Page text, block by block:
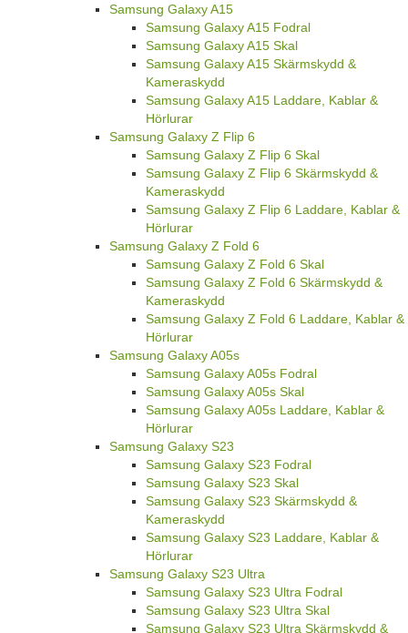
Samsung Galaxy A15
Samsung Galaxy A15 Fodral
Samsung Galaxy A15 Skal
Samsung Galaxy A15 Skärmskydd &
Kameraskydd
Samsung Galaxy A15 Laddare, Kablar &
Hörlurar
Samsung Galaxy Z Flip 6
Samsung Galaxy Z Flip 6 Skal
Samsung Galaxy Z Flip 6 Skärmskydd &
Kameraskydd
Samsung Galaxy Z Flip 6 Laddare, Kablar &
Hörlurar
Samsung Galaxy Z Fold 6
Samsung Galaxy Z Fold 6 Skal
Samsung Galaxy Z Fold 6 Skärmskydd &
Kameraskydd
Samsung Galaxy Z Fold 6 Laddare, Kablar &
Hörlurar
Samsung Galaxy A05s
Samsung Galaxy A05s Fodral
Samsung Galaxy A05s Skal
Samsung Galaxy A05s Laddare, Kablar &
Hörlurar
Samsung Galaxy S23
Samsung Galaxy S23 Fodral
Samsung Galaxy S23 Skal
Samsung Galaxy S23 Skärmskydd &
Kameraskydd
Samsung Galaxy S23 Laddare, Kablar &
Hörlurar
Samsung Galaxy S23 Ultra
Samsung Galaxy S23 Ultra Fodral
Samsung Galaxy S23 Ultra Skal
Samsung Galaxy S23 Ultra Skärmskydd &